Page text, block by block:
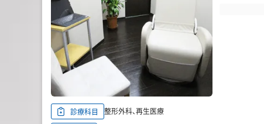
診療科目
整形外科、再生医療